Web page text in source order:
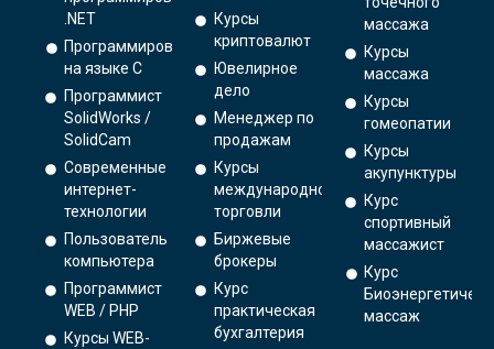
.NET
Программирование
на языке С
Программист
SolidWorks /
SolidCam
Современные
интернет-
технологии
Пользователь
компьютера
Программист
WEB / PHP
Курсы WEB-
Курсы
криптовалют
Ювелирное
дело
Менеджер по
продажам
Курсы
международной
торговли
Биржевые
брокеры
Курс
практическая
бухгалтерия
массажа
Курсы
массажа
Курсы
гомеопатии
Курсы
акупунктуры
Курс
спортивный
массажист
Курс
массаж